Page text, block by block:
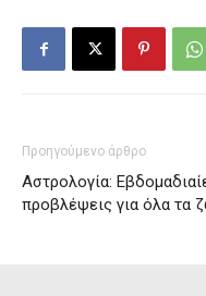
Προηγούμενο άρθρο
Αστρολογία:
προβλέψεις για όλα τα